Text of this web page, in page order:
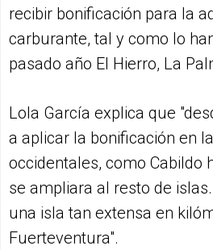
recibir bonificación para la
carburante, tal y como lo
pasado año El Hierro, La
Lola García explica que
a aplicar la bonificación en
occidentales, como Cabildo
se ampliara al resto de
una isla tan extensa en
Fuerteventura".